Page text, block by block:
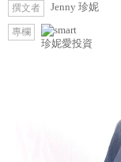
撰文者 Jenny 珍妮
專欄
珍妮愛投資